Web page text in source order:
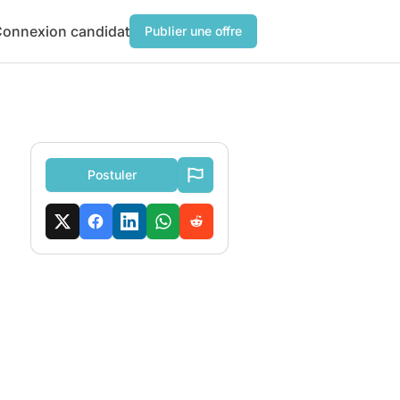
candidat Publier une offre
Postuler